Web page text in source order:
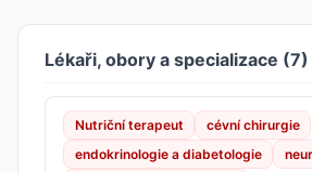
Lékaři, obory a specializace (7)
Nutriční terapeut
cévní chirurgie
endokrinologie a diabetologie